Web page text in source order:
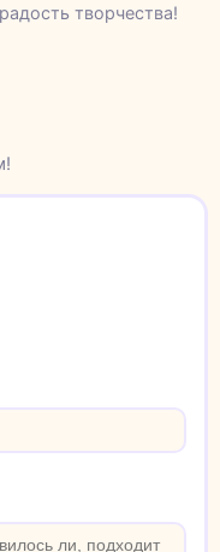
творчества!